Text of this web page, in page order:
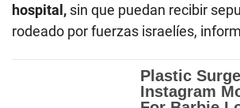
hospital, sin que puedan recibir
rodeado por fuerzas israelíes,